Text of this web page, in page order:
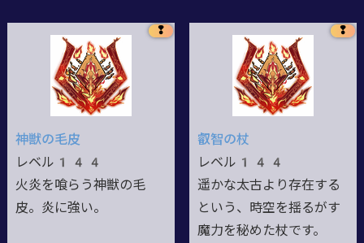
❢
神獣の毛皮
レベル144
火炎を喰らう神獣の毛
皮。炎に強い。
❢
叡智の杖
レベル144
遥かな太古より存在する
という、時空を揺るがす
魔力を秘めた杖です。